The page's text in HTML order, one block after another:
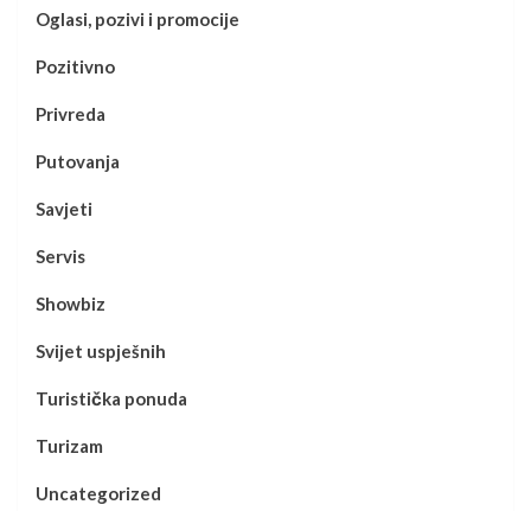
Oglasi, pozivi i promocije
Pozitivno
Privreda
Putovanja
Savjeti
Servis
Showbiz
Svijet uspješnih
Turistička ponuda
Turizam
Uncategorized